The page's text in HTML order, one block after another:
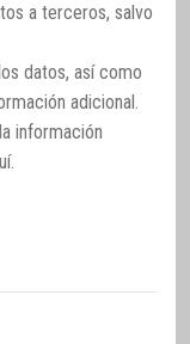
a terceros, salvo
datos, así como
adicional.
información
.